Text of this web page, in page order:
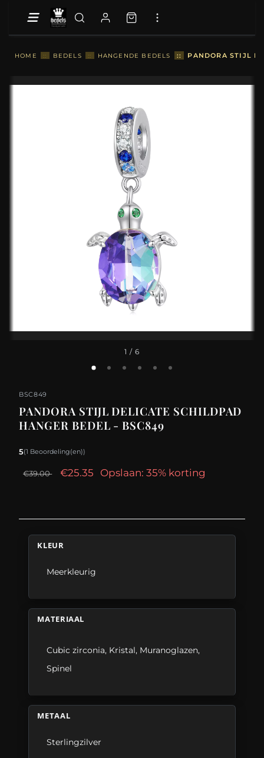
HOME :: BEDELS :: HANGENDE BEDELS :: PANDORA STIJL
1 / 6
BSC849
PANDORA STIJL DELICATE SCHILDPAD
HANGER BEDEL - BSC849
5(1 Beoordeling(en))
€39.00 €25.35 Opslaan: 35% korting
KLEUR
Meerkleurig
MATERIAAL
Cubic zirconia, Kristal, Muranoglazen,
Spinel
METAAL
Sterlingzilver